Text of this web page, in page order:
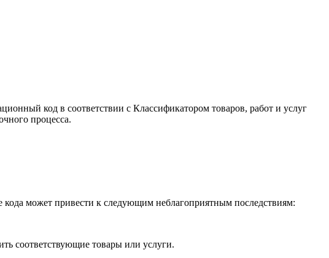
код в соответствии с Классификатором товаров, работ и услуг
процесса.
может привести к следующим неблагоприятным последствиям:
соответствующие товары или услуги.